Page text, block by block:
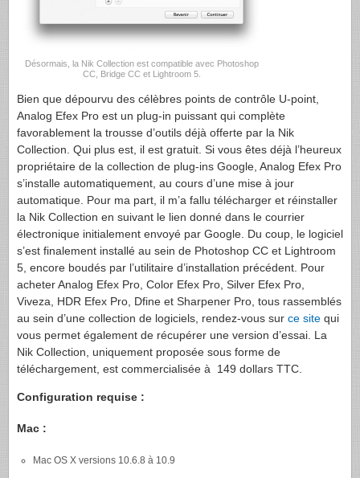
Désormais, la Nik Collection est compatible avec Photoshop
CC, Bridge CC et Lightroom 5.
Bien que dépourvu des célèbres points de contrôle U-point,
Analog Efex Pro est un plug-in puissant qui complète
favorablement la trousse d’outils déjà offerte par la Nik
Collection. Qui plus est, il est gratuit. Si vous êtes déjà l’heureux
propriétaire de la collection de plug-ins Google, Analog Efex Pro
s’installe automatiquement, au cours d’une mise à jour
automatique. Pour ma part, il m’a fallu télécharger et réinstaller
la Nik Collection en suivant le lien donné dans le courrier
électronique initialement envoyé par Google. Du coup, le logiciel
s’est finalement installé au sein de Photoshop CC et Lightroom
5, encore boudés par l’utilitaire d’installation précédent. Pour
acheter Analog Efex Pro, Color Efex Pro, Silver Efex Pro,
Viveza, HDR Efex Pro, Dfine et Sharpener Pro, tous rassemblés
au sein d’une collection de logiciels, rendez-vous sur ce site qui
vous permet également de récupérer une version d’essai. La
Nik Collection, uniquement proposée sous forme de
téléchargement, est commercialisée à 149 dollars TTC.
Configuration requise :
Mac :
Mac OS X versions 10.6.8 à 10.9